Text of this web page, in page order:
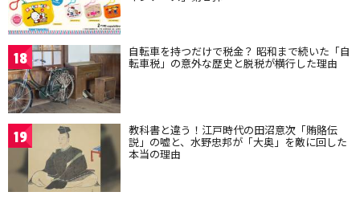
18 自転車を持つだけで税金？ 昭和まで続いた「自
転車税」の意外な歴史と脱税が横行した理由
19 教科書と違う！江戸時代の田沼意次「賄賂伝
説」の嘘と、水野忠邦が「大奥」を敵に回した
本当の理由